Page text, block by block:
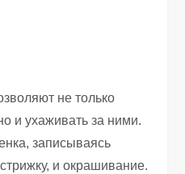
не только
и ухаживать за ними.
, записываясь
, и окрашивание.